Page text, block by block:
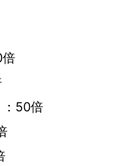
倍
：50倍